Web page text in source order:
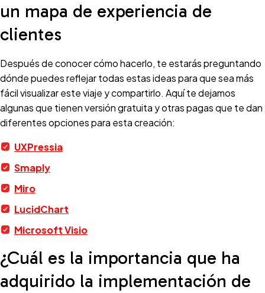
un mapa de experiencia de
clientes
Después de conocer cómo hacerlo, te estarás preguntando
dónde puedes reflejar todas estas ideas para que sea más
fácil visualizar este viaje y compartirlo. Aquí te dejamos
algunas que tienen versión gratuita y otras pagas que te dan
diferentes opciones para esta creación:
UXPressia
Smaply
Miro
LucidChart
Microsoft Visio
¿Cuál es la importancia que ha
adquirido la implementación de